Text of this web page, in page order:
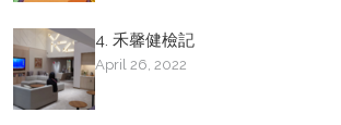
4. 禾馨健檢記
April 26, 2022